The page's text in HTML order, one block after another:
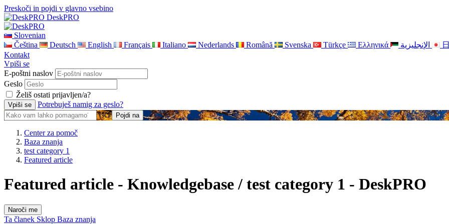
Preskoči in pojdi v glavno vsebino
DeskPRO
Slovenian
Čeština
Deutsch English Français Italiano Nederlands Română Svenska Türkçe Ελληνικά الإنجليزية
Kontakt
Vpiši se
E-poštni naslov
Geslo
Želiš ostati prijavljen/a?
Potrebuješ namig za geslo?
Išči
Center za pomoč
Baza znanja
test category 1
Featured article
Featured article - Knowledgebase / test category 1 - DeskPRO
Naroči me
Ta članek Sklop Baza znanja